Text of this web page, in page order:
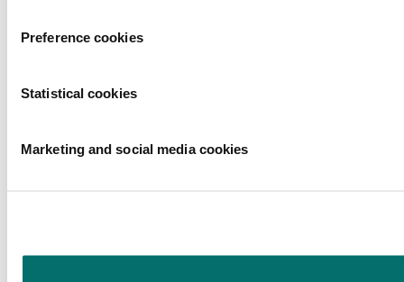
Preference cookies
Statistical cookies
Marketing and social media cookies